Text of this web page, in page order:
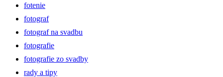
fotenie
fotograf
fotograf na svadbu
fotografie
fotografie zo svadby
rady a tipy